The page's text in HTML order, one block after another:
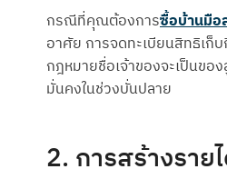
กรณีที่คุณต้องการซื้อบ้านมือ
อาศัย การจดทะเบียนสิทธิเก็
กฎหมายชื่อเจ้าของจะเป็นข
มั่นคงในช่วงบั่นปลาย
2. การสร้างรา